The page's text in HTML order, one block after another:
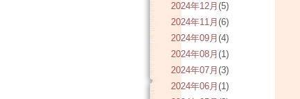
2024年12月 (5)
2024年11月 (6)
2024年09月 (4)
2024年08月 (1)
2024年07月 (3)
2024年06月 (1)